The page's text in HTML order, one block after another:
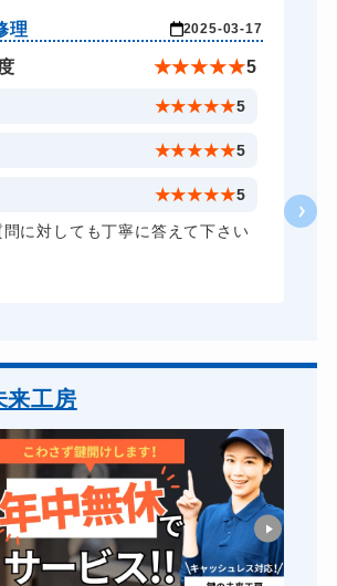
ギ作成 8,800円～(税込)
14,300円～(税込)
11,000円～(税込)
11,000円～(税込)
10,780円～(税込)
交換
理 2025-03-17
★★★★★5
★★★★★5
★★★★★5
★★★★★5
問に対しても丁寧に答えて下さい
来工房